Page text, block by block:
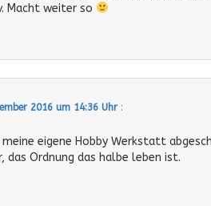
Macht weiter so
2016 um 14:36 Uhr :
eigene Hobby Werkstatt
das Ordnung das halbe leben ist.